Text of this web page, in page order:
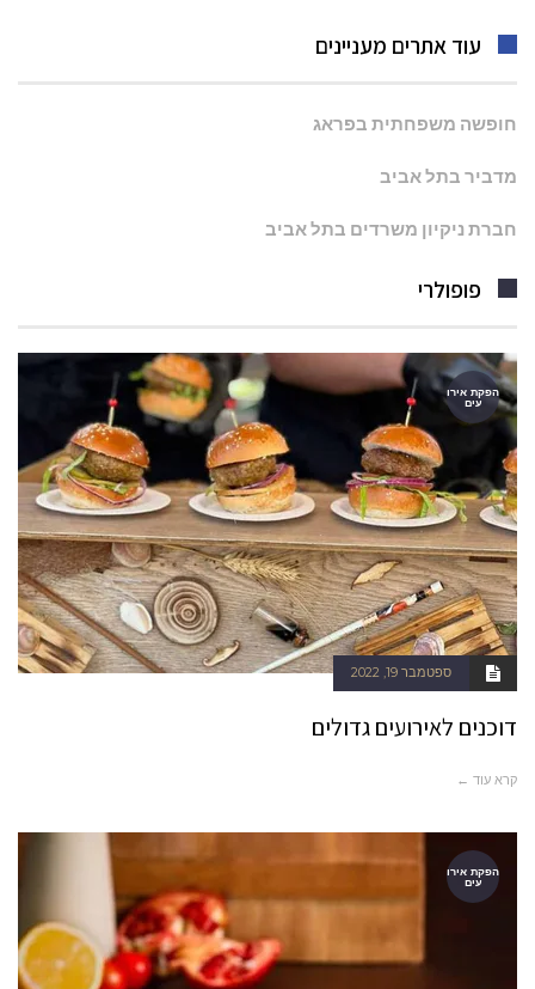
עוד אתרים מעניינים
חופשה משפחתית בפראג
מדביר בתל אביב
חברת ניקיון משרדים בתל אביב
פופולרי
הפקת אירו
עים
ספטמבר 19, 2022
דוכנים לאירועים גדולים
קרא עוד ←
הפקת אירו
עים